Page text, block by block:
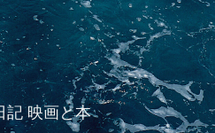
記 映画と本